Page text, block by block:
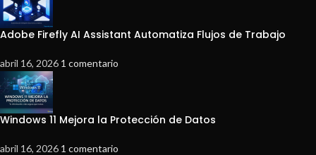
Adobe Firefly AI Assistant Automatiza Flujos de Trabajo
abril 16, 2026 1 comentario
Windows 11 Mejora la Protección de Datos
abril 16, 2026 1 comentario